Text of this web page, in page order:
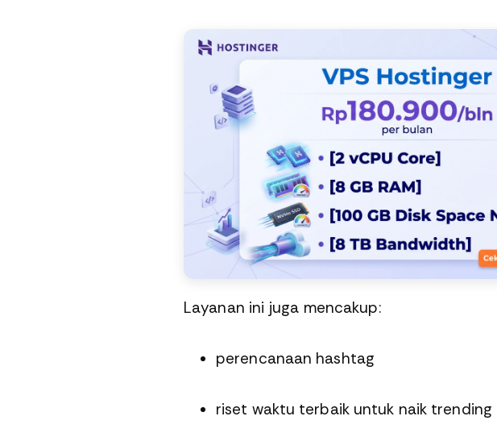
Layanan ini juga mencakup:
perencanaan hashtag
riset waktu terbaik untuk naik trending